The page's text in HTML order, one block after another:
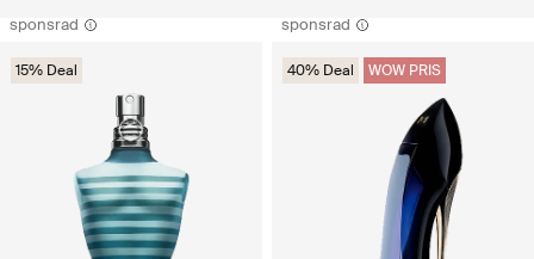
sponsrad
15% Deal
sponsrad
40% Deal WOW PRIS